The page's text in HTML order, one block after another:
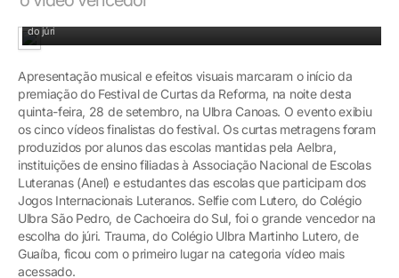
do júri
Apresentação musical e efeitos visuais marcaram o início da
premiação do Festival de Curtas da Reforma, na noite desta
quinta-feira, 28 de setembro, na Ulbra Canoas. O evento exibiu
os cinco vídeos finalistas do festival. Os curtas metragens foram
produzidos por alunos das escolas mantidas pela Aelbra,
instituições de ensino filiadas à Associação Nacional de Escolas
Luteranas (Anel) e estudantes das escolas que participam dos
Jogos Internacionais Luteranos. Selfie com Lutero, do Colégio
Ulbra São Pedro, de Cachoeira do Sul, foi o grande vencedor na
escolha do júri. Trauma, do Colégio Ulbra Martinho Lutero, de
Guaíba, ficou com o primeiro lugar na categoria vídeo mais
acessado.